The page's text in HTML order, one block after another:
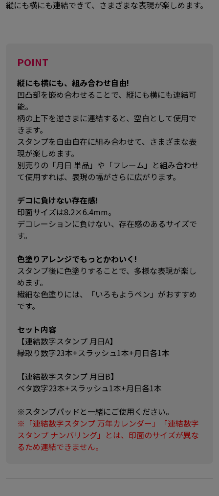
縦にも横にも連結できて、さまざまな表現が楽しめます。
POINT
縦にも横にも、組み合わせ自由!
凹凸部を嵌め合わせることで、縦にも横にも連結可
能。
柄の上下を逆さまに連結すると、空白として使用で
きます。
スタンプを自由自在に組み合わせて、さまざまな表
現が楽しめます。
別売りの「月日 単品」や「フレーム」と組み合わせ
て使用すれば、表現の幅がさらに広がります。
デコに負けない存在感!
印面サイズは8.2×6.4mm。
デコレーションに負けない、存在感のあるサイズで
す。
色塗りアレンジでもっとかわいく!
スタンプ後に色塗りすることで、多様な表現が楽し
めます。
繊細な色塗りには、「いろもようペン」がおすすめ
です。
セット内容
【連結数字スタンプ 月日A】
縁取り数字23本+スラッシュ1本+月日各1本
【連結数字スタンプ 月日B】
ベタ数字23本+スラッシュ1本+月日各1本
※スタンプパッドと一緒にご使用ください。
※「連結数字スタンプ 万年カレンダー」「連結数字
スタンプ ナンバリング」とは、印面のサイズが異な
るため連結できません。